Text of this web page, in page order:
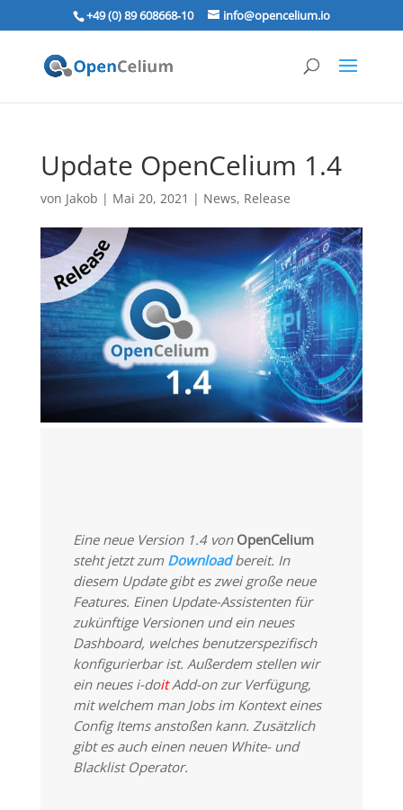
+49 (0) 89 608668‑10 info@opencelium.io
Update OpenCelium 1.4
von Jakob | Mai 20, 2021 | News, Release
Eine neue Version 1.4 von OpenCelium
steht jetzt zum Downloadbereit. In
diesem Update gibt es zwei große neue
Features. Einen Update-Assistenten für
zukünftige Versionen und ein neues
Dashboard, welches benutzerspezifisch
konfigurierbar ist. Außerdem stellen wir
ein neues i-doitAdd-on zur Verfügung,
mit welchem man Jobs im Kontext eines
Config Items anstoßen kann. Zusätzlich
gibt es auch einen neuen White- und
Blacklist Operator.